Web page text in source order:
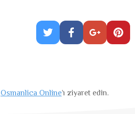
Osmanlica Online’ı ziyaret edin.